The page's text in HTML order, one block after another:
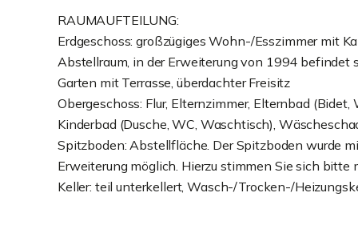
RAUMAUFTEILUNG:
Erdgeschoss: großzügiges Wohn-/Esszimmer mit
Abstellraum, in der Erweiterung von 1994 befindet
Garten mit Terrasse, überdachter Freisitz
Obergeschoss: Flur, Elternzimmer, Elternbad
Kinderbad (Dusche, WC, Waschtisch),
Spitzboden: Abstellfläche. Der Spitzboden wurde
Erweiterung möglich. Hierzu stimmen Sie sich
Keller: teil unterkellert, Wasch-/Trocken-/